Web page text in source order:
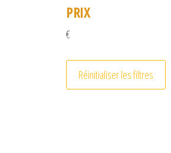
PRIX
€
Réinitialiser les filtres